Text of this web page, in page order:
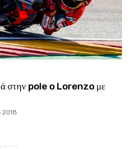
στην pole o Lorenzo με
2018